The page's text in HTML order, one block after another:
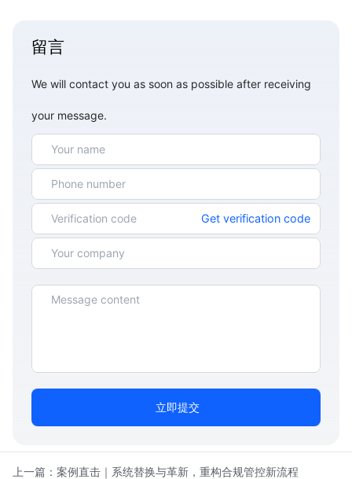
留言
We will contact you as soon as possible after receiving
your message.
Get verification code
立即提交
上一篇： 案例直击｜系统替换与革新，重构合规管控新流程